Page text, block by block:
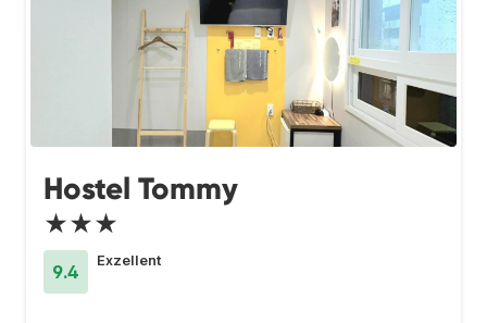
Hostel Tommy
★★★
9.4
Exzellent